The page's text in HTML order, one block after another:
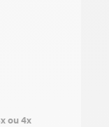
ou 4x